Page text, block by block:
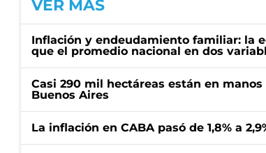
VER MÁS
Inflación y endeudamiento familiar: la
que el promedio nacional en dos
Casi 290 mil hectáreas están en
Buenos Aires
La inflación en CABA pasó de 1,8% a